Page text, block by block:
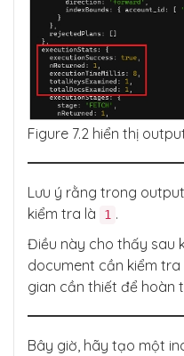
Figure 7.2 hiển thị
Lưu ý rằng trong
kiểm tra là
1 .
Điều này cho thấy sau
document cần kiểm
gian cần thiết để hoàn
Bây giờ, hãy tạo một